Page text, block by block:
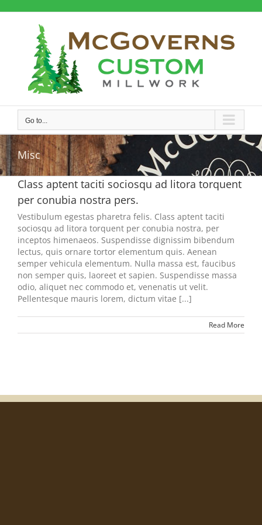
Go to...
Misc
Class aptent taciti sociosqu ad litora torquent
per conubia nostra pers.
Vestibulum egestas pharetra felis. Class aptent taciti
sociosqu ad litora torquent per conubia nostra, per
inceptos himenaeos. Suspendisse dignissim bibendum
lectus, quis ornare tortor elementum quis. Aenean
semper vehicula elementum. Nulla massa est, faucibus
non semper quis, laoreet et sapien. Suspendisse massa
odio, aliquet nec commodo et, venenatis ut velit.
Pellentesque mauris lorem, dictum vitae [...]
Read More